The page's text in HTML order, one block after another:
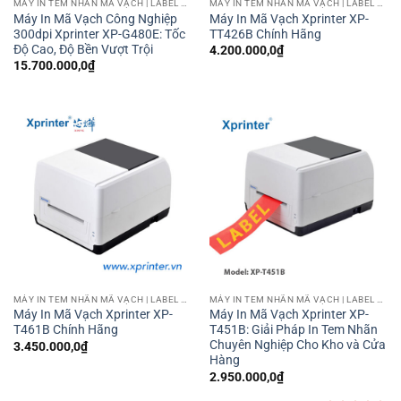
còn được ứng dụng trong y tế để in nhãn thuốc, hồ sơ bệnh
án, hoặc nhãn kiểm tra chất lượng.
Có những loại máy in truyền nhiệt Xprinter nào?
tính năng và cấu hình khác nhau:
Máy in Xprinter XP-T435B:
Máy có độ phân giải cao lên tới
300DPI, mang đến chất lượng in sắc nét nhất. Phù hợp in
các sản phẩm tem nhãn nhỏ.
Máy in Xprinter XP-T425B:
Hỗ trợ ruy băng mực dài đến
300m, tốc độ in nhanh và bền bỉ, lý tưởng cho môi trường
công nghiệp.
Máy in XprinterXP-T451B
Máy in thuộc phân khúc giá rẻ,
có thiết kế nhỏ gọn. Phù hợp với các doanh nghiệp nhỏ và
Máy In Mã Vạch Công Nghiệp
300dpi Xprinter XP-G480E: Tốc
Độ Cao, Độ Bền Vượt Trội
15.700.000,0₫
Máy In Mã Vạch Xprinter XP-
TT426B Chính Hãng
4.200.000,0₫
Máy In Mã Vạch Xprinter XP-
T461B Chính Hãng
3.450.000,0₫
Máy In Mã Vạch Xprinter XP-
T451B: Giải Pháp In Tem Nhãn
Chuyên Nghiệp Cho Kho và Cửa
Hàng
2.950.000,0₫